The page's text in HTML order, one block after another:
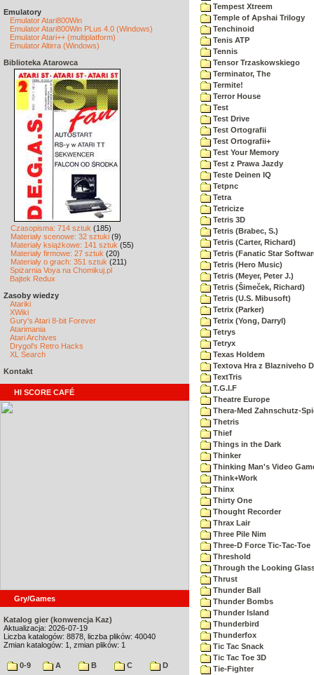
Emulatory
Emulator Atari800Win
Emulator Atari800Win PLus 4.0 (Windows)
Emulator Atari++ (multiplatform)
Emulator Altirra (Windows)
Biblioteka Atarowca
Czasopisma: 714 sztuk (185)
Materiały scenowe: 32 sztuki (9)
Materiały książkowe: 141 sztuk (55)
Materiały firmowe: 27 sztuk (20)
Materiały o grach: 351 sztuk (211)
Spiżarnia Voya na Chomikuj.pl
Bajtek Redux
Zasoby wiedzy
Atariki
XWiki
Gury's Atari 8-bit Forever
Atarimania
Atari Archives
Drygol's Retro Hacks
XL Search
Kontakt
HI SCORE CAFÉ
Gry/Games
Katalog gier (konwencja Kaz)
Aktualizacja: 2026-07-19
Liczba katalogów: 8878, liczba plików: 40040
Zmian katalogów: 1, zmian plików: 1
0-9 A B C
D
Tempest Xtreem
Temple of Apshai Trilogy
Tenchinoid
Tenis ATP
Tennis
Tensor Trzaskowskiego
Terminator, The
Termite!
Terror House
Test
Test Drive
Test Ortografii
Test Ortografii+
Test Your Memory
Test z Prawa Jazdy
Teste Deinen IQ
Tetpnc
Tetra
Tetricize
Tetris 3D
Tetris (Brabec, S.)
Tetris (Carter, Richard)
Tetris (Fanatic Star
Tetris (Hero Music)
Tetris (Meyer, Peter J.)
Tetris (Šimeček, Richard)
Tetris (U.S. Mibusoft)
Tetrix (Parker)
Tetrix (Yong, Darryl)
Tetrys
Tetryx
Texas Holdem
Textova Hra z Blazniveho
TextTris
T.G.I.F
Theatre Europe
Thera-Med Zahnschutz-
Thetris
Thief
Things in the Dark
Thinker
Thinking Man's Video
Think+Work
Thinx
Thirty One
Thought Recorder
Thrax Lair
Three Pile Nim
Three-D Force Tic-Tac-Toe
Threshold
Through the Looking
Thrust
Thunder Ball
Thunder Bombs
Thunder Island
Thunderbird
Thunderfox
Tic Tac Snack
Tic Tac Toe 3D
Tie-Fighter